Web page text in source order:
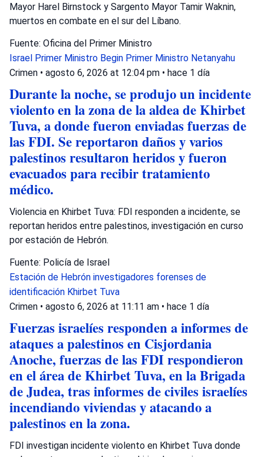
Mayor Harel Birnstock y Sargento Mayor Tamir Waknin,
muertos en combate en el sur del Líbano.
Fuente: Oficina del Primer Ministro
Israel Primer Ministro Begin Primer Ministro Netanyahu
Crimen • agosto 6, 2026 at 12:04 pm • hace 1 día
Durante la noche, se produjo un incidente
violento en la zona de la aldea de Khirbet
Tuva, a donde fueron enviadas fuerzas de
las FDI. Se reportaron daños y varios
palestinos resultaron heridos y fueron
evacuados para recibir tratamiento
médico.
Violencia en Khirbet Tuva: FDI responden a incidente, se
reportan heridos entre palestinos, investigación en curso
por estación de Hebrón.
Fuente: Policía de Israel
Estación de Hebrón investigadores forenses de
identificación Khirbet Tuva
Crimen • agosto 6, 2026 at 11:11 am • hace 1 día
Fuerzas israelíes responden a informes de
ataques a palestinos en Cisjordania
Anoche, fuerzas de las FDI respondieron
en el área de Khirbet Tuva, en la Brigada
de Judea, tras informes de civiles israelíes
incendiando viviendas y atacando a
palestinos en la zona.
FDI investigan incidente violento en Khirbet Tuva donde